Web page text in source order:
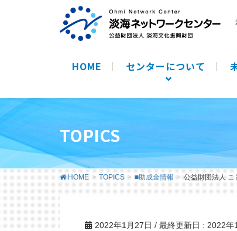
HOME センターについて
TOPICS
HOME TOPICS ■助成金情報 公益財団法人
2022年1月27日 / 最終更新日 : 2022年